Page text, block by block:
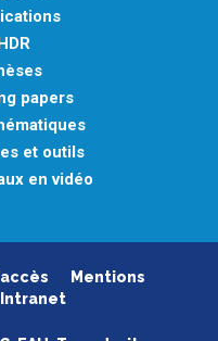
papers
et outils
en vidéo
Mentions
Intranet